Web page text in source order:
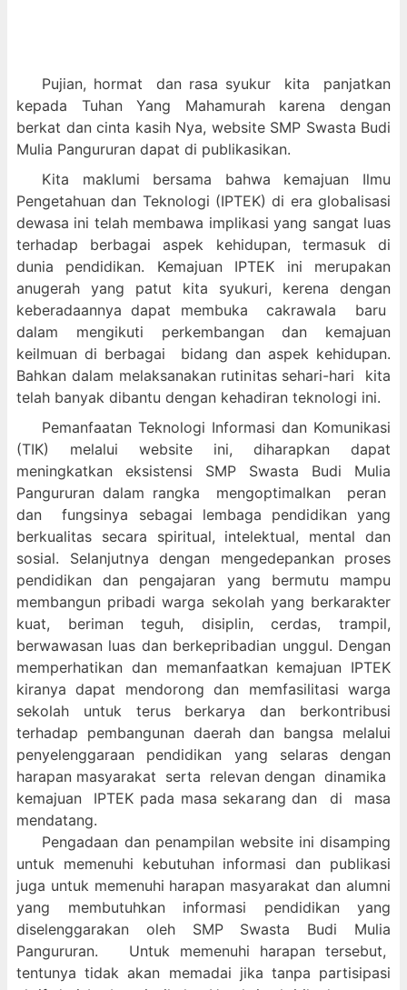
Pujian, hormat dan rasa syukur kita panjatkan
kepada Tuhan Yang Mahamurah karena dengan
berkat dan cinta kasih Nya, website SMP Swasta Budi
Mulia Pangururan dapat di publikasikan.
Kita maklumi bersama bahwa kemajuan Ilmu
Pengetahuan dan Teknologi (IPTEK) di era globalisasi
dewasa ini telah membawa implikasi yang sangat luas
terhadap berbagai aspek kehidupan, termasuk di
dunia pendidikan. Kemajuan IPTEK ini merupakan
anugerah yang patut kita syukuri, kerena dengan
keberadaannya dapat membuka cakrawala baru
dalam mengikuti perkembangan dan kemajuan
keilmuan di berbagai bidang dan aspek kehidupan.
Bahkan dalam melaksanakan rutinitas sehari-hari kita
telah banyak dibantu dengan kehadiran teknologi ini.
Pemanfaatan Teknologi Informasi dan Komunikasi
(TIK) melalui website ini, diharapkan dapat
meningkatkan eksistensi SMP Swasta Budi Mulia
Pangururan dalam rangka mengoptimalkan peran
dan fungsinya sebagai lembaga pendidikan yang
berkualitas secara spiritual, intelektual, mental dan
sosial. Selanjutnya dengan mengedepankan proses
pendidikan dan pengajaran yang bermutu mampu
membangun pribadi warga sekolah yang berkarakter
kuat, beriman teguh, disiplin, cerdas, trampil,
berwawasan luas dan berkepribadian unggul. Dengan
memperhatikan dan memanfaatkan kemajuan IPTEK
kiranya dapat mendorong dan memfasilitasi warga
sekolah untuk terus berkarya dan berkontribusi
terhadap pembangunan daerah dan bangsa melalui
penyelenggaraan pendidikan yang selaras dengan
harapan masyarakat serta relevan dengan dinamika
kemajuan IPTEK pada masa sekarang dan di masa
mendatang.
Pengadaan dan penampilan website ini disamping
untuk memenuhi kebutuhan informasi dan publikasi
juga untuk memenuhi harapan masyarakat dan alumni
yang membutuhkan informasi pendidikan yang
diselenggarakan oleh SMP Swasta Budi Mulia
Pangururan. Untuk memenuhi harapan tersebut,
tentunya tidak akan memadai jika tanpa partisipasi